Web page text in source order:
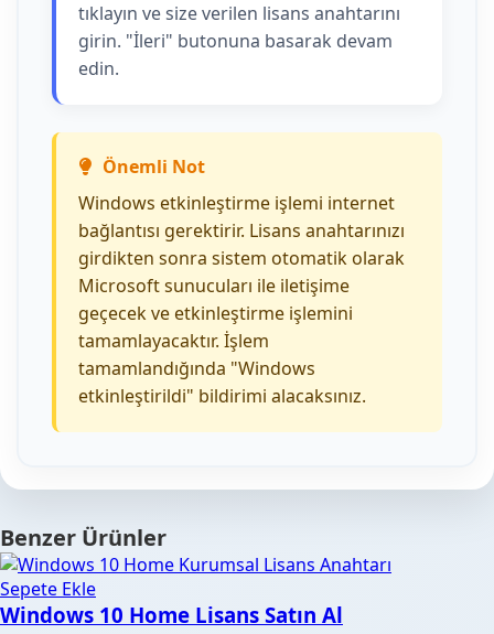
tıklayın ve size verilen lisans anahtarını
girin. "İleri" butonuna basarak devam
edin.
Önemli Not
Windows etkinleştirme işlemi internet
bağlantısı gerektirir. Lisans anahtarınızı
girdikten sonra sistem otomatik olarak
Microsoft sunucuları ile iletişime
geçecek ve etkinleştirme işlemini
tamamlayacaktır. İşlem
tamamlandığında "Windows
etkinleştirildi" bildirimi alacaksınız.
Benzer Ürünler
Sepete Ekle
Windows 10 Home Lisans Satın Al